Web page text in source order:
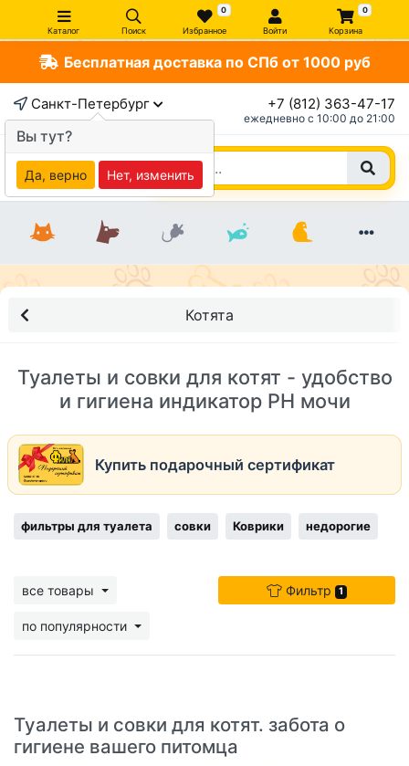
Каталог Поиск
0
Избранное Войти
0
Корзина
Бесплатная доставка по СПб от 1000 руб
Санкт-Петербург +7 (812) 363-47-17
ежедневно c 10:00 до 21:00
Котята
Туалеты и совки для котят - удобство
и гигиена индикатор PH мочи
Купить подарочный сертификат
фильтры для туалета совки Коврики недорогие
все товары
по популярности
Фильтр 1
Туалеты и совки для котят. забота о
гигиене вашего питомца
Вы тут?
Да, верно Нет, изменить